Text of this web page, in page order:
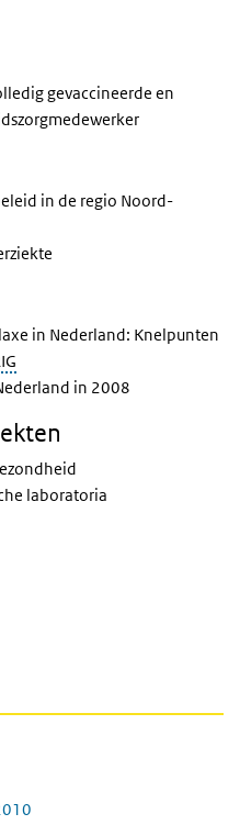
gevaccineerde en
in de regio Noord-
in Nederland: Knelpunten
in 2008
laboratoria